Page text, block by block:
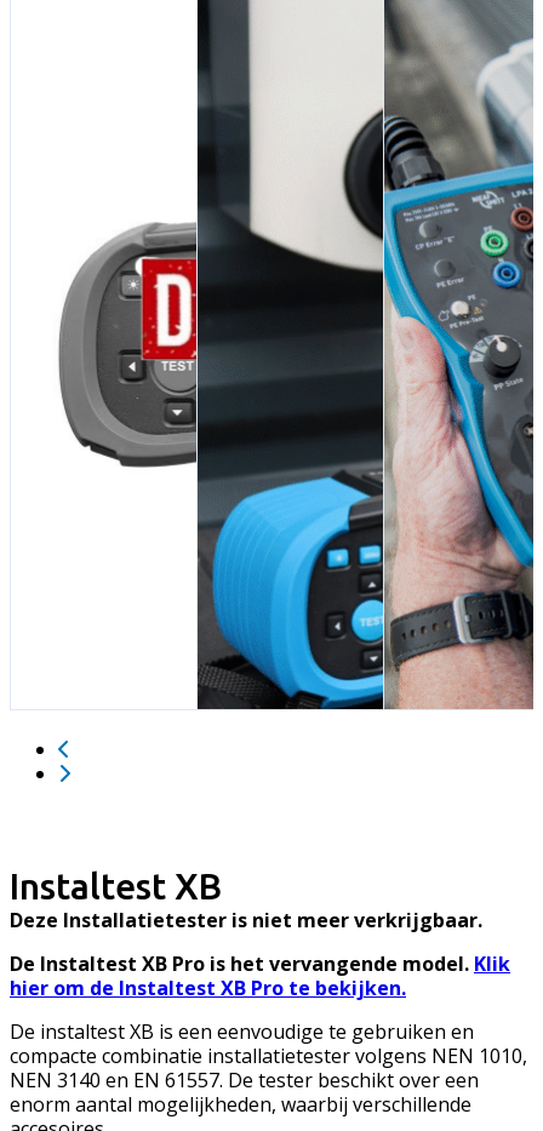
Instaltest XB
Deze Installatietester is niet meer verkrijgbaar.
De Instaltest XB Pro is het vervangende model. Klik
hier om de Instaltest XB Pro te bekijken.
De instaltest XB is een eenvoudige te gebruiken en
compacte combinatie installatietester volgens NEN 1010,
NEN 3140 en EN 61557. De tester beschikt over een
enorm aantal mogelijkheden, waarbij verschillende